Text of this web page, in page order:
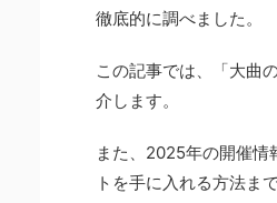
徹底的に調べました。
この記事では、「大曲
介します。
また、2025年の開催情
トを手に入れる方法ま